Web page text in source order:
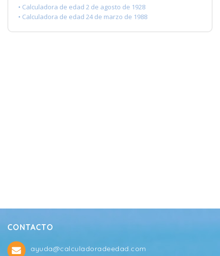
• Calculadora de edad 2 de agosto de 1928
• Calculadora de edad 24 de marzo de 1988
CONTACTO
ayuda@calculadoradeedad.com